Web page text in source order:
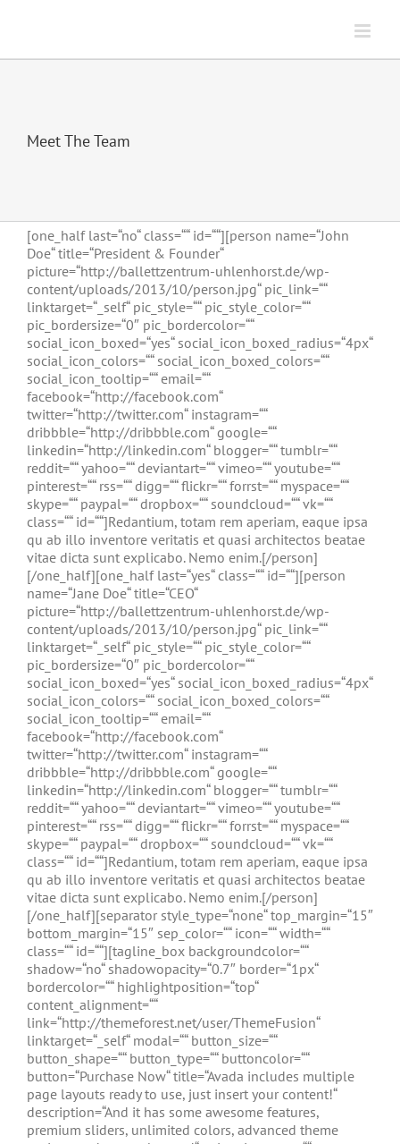
Meet The Team
[one_half last=“no“ class=““ id=““][person name=“John
Doe“ title=“President & Founder“
picture=“http://ballettzentrum-uhlenhorst.de/wp-
content/uploads/2013/10/person.jpg“ pic_link=““
linktarget=“_self“ pic_style=““ pic_style_color=““
pic_bordersize=“0″ pic_bordercolor=““
social_icon_boxed=“yes“ social_icon_boxed_radius=“4px“
social_icon_colors=““ social_icon_boxed_colors=““
social_icon_tooltip=““ email=““
facebook=“http://facebook.com“
twitter=“http://twitter.com“ instagram=““
dribbble=“http://dribbble.com“ google=““
linkedin=“http://linkedin.com“ blogger=““ tumblr=““
reddit=““ yahoo=““ deviantart=““ vimeo=““ youtube=““
pinterest=““ rss=““ digg=““ flickr=““ forrst=““ myspace=““
skype=““ paypal=““ dropbox=““ soundcloud=““ vk=““
class=““ id=““]Redantium, totam rem aperiam, eaque ipsa
qu ab illo inventore veritatis et quasi architectos beatae
vitae dicta sunt explicabo. Nemo enim.[/person]
[/one_half][one_half last=“yes“ class=““ id=““][person
name=“Jane Doe“ title=“CEO“
picture=“http://ballettzentrum-uhlenhorst.de/wp-
content/uploads/2013/10/person.jpg“ pic_link=““
linktarget=“_self“ pic_style=““ pic_style_color=““
pic_bordersize=“0″ pic_bordercolor=““
social_icon_boxed=“yes“ social_icon_boxed_radius=“4px“
social_icon_colors=““ social_icon_boxed_colors=““
social_icon_tooltip=““ email=““
facebook=“http://facebook.com“
twitter=“http://twitter.com“ instagram=““
dribbble=“http://dribbble.com“ google=““
linkedin=“http://linkedin.com“ blogger=““ tumblr=““
reddit=““ yahoo=““ deviantart=““ vimeo=““ youtube=““
pinterest=““ rss=““ digg=““ flickr=““ forrst=““ myspace=““
skype=““ paypal=““ dropbox=““ soundcloud=““ vk=““
class=““ id=““]Redantium, totam rem aperiam, eaque ipsa
qu ab illo inventore veritatis et quasi architectos beatae
vitae dicta sunt explicabo. Nemo enim.[/person]
[/one_half][separator style_type=“none“ top_margin=“15″
bottom_margin=“15″ sep_color=““ icon=““ width=““
class=““ id=““][tagline_box backgroundcolor=““
shadow=“no“ shadowopacity=“0.7″ border=“1px“
bordercolor=““ highlightposition=“top“
content_alignment=““
link=“http://themeforest.net/user/ThemeFusion“
linktarget=“_self“ modal=““ button_size=““
button_shape=““ button_type=““ buttoncolor=““
button=“Purchase Now“ title=“Avada includes multiple
page layouts ready to use, just insert your content!“
description=“And it has some awesome features,
premium sliders, unlimited colors, advanced theme